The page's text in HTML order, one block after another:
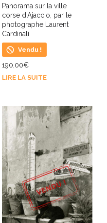
Panorama sur la ville
corse d’Ajaccio, par le
photographe Laurent
Cardinali
Vendu !
190,00€
LIRE LA SUITE